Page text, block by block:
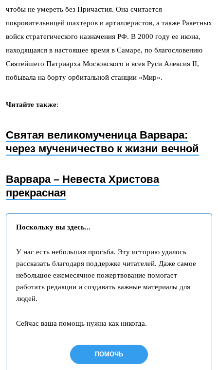
чтобы не умереть без Причастия. Она считается
покровительницей шахтеров и артиллеристов, а также Ракетных
войск стратегического назначения РФ. В 2000 году ее икона,
находящаяся в настоящее время в Самаре, по благословению
Святейшего Патриарха Московского и всея Руси Алексия II,
побывала на борту орбитальной станции «Мир».
Читайте также:
Святая великомученица Варвара:
через мученичество к жизни вечной
Варвара – Невеста Христова
прекрасная
Поскольку вы здесь...
У нас есть небольшая просьба. Эту историю удалось
рассказать благодаря поддержке читателей. Даже самое
небольшое ежемесячное пожертвование помогает
работать редакции и создавать важные материалы для
людей.
Сейчас ваша помощь нужна как никогда.
ПОМОЧЬ